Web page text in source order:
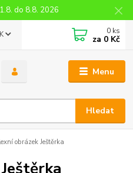
do 8.8. 2026
Menu
Hledat
0 ks
za 0 Kč
obrázek Ještěrka